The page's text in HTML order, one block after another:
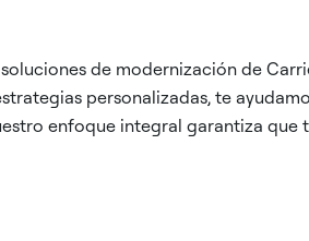
de modernización de
personalizadas, te
enfoque integral garantiza